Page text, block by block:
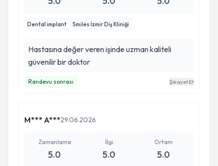
Dental implant Smiles İzmir Diş Kliniği
Hastasına değer veren işinde uzman kaliteli
güvenilir bir doktor
Randevu sonrası Şikayet Et
M*** A***29.06.2026
Zamanlama
5.0
İlgi
5.0
Ortam
5.0